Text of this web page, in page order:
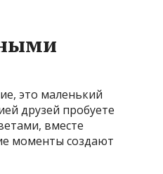
это маленький
друзей пробуете
вместе
моменты создают